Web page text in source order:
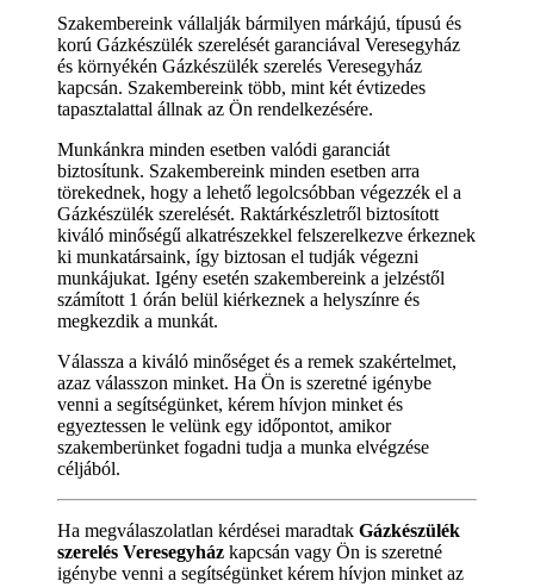
Szakembereink vállalják bármilyen márkájú, típusú és
korú Gázkészülék szerelését garanciával Veresegyház
és környékén Gázkészülék szerelés Veresegyház
kapcsán. Szakembereink több, mint két évtizedes
tapasztalattal állnak az Ön rendelkezésére.
Munkánkra minden esetben valódi garanciát
biztosítunk. Szakembereink minden esetben arra
törekednek, hogy a lehető legolcsóbban végezzék el a
Gázkészülék szerelését. Raktárkészletről biztosított
kiváló minőségű alkatrészekkel felszerelkezve érkeznek
ki munkatársaink, így biztosan el tudják végezni
munkájukat. Igény esetén szakembereink a jelzéstől
számított 1 órán belül kiérkeznek a helyszínre és
megkezdik a munkát.
Válassza a kiváló minőséget és a remek szakértelmet,
azaz válasszon minket. Ha Ön is szeretné igénybe
venni a segítségünket, kérem hívjon minket és
egyeztessen le velünk egy időpontot, amikor
szakemberünket fogadni tudja a munka elvégzése
céljából.
Ha megválaszolatlan kérdései maradtak Gázkészülék
szerelés Veresegyház kapcsán vagy Ön is szeretné
igénybe venni a segítségünket kérem hívjon minket az